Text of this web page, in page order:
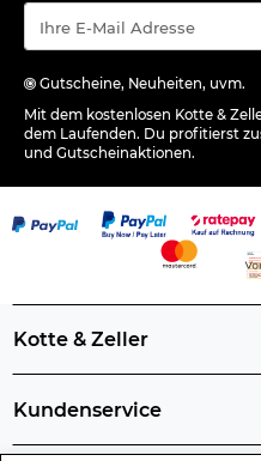
Gutscheine, Neuheiten, uvm.
Mit dem kostenlosen Kotte &
dem Laufenden. Du profitierst
und Gutscheinaktionen.
Kotte & Zeller
Kundenservice